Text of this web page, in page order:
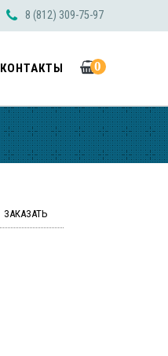
8 (812) 309-75-97
КОНТАКТЫ 0
ЗАКАЗАТЬ